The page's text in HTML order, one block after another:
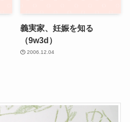
義実家、妊娠を知る
（9w3d）
2006.12.04